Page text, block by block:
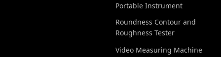
Portable Instrument
Roundness Contour and
Roughness Tester
Video Measuring Machine